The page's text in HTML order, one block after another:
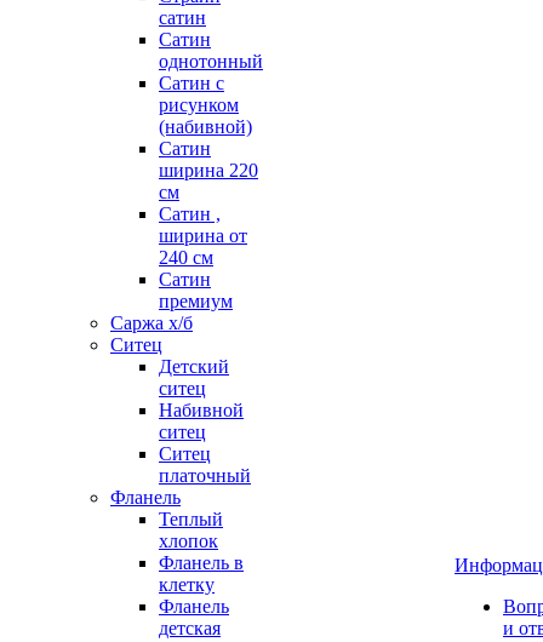
сатин
Сатин
однотонный
Сатин с
рисунком
(набивной)
Сатин
ширина 220
см
Сатин ,
ширина от
240 см
Сатин
премиум
Саржа х/б
Ситец
Детский
ситец
Набивной
ситец
Ситец
платочный
Фланель
Теплый
хлопок
Фланель в
клетку
Фланель
детская
и